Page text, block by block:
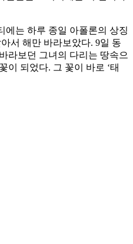
에는 하루 종일 아폴론의 상징
서 해만 바라보았다. 9일 동
라보던 그녀의 다리는 땅속으
이 되었다. 그 꽃이 바로 ‘태